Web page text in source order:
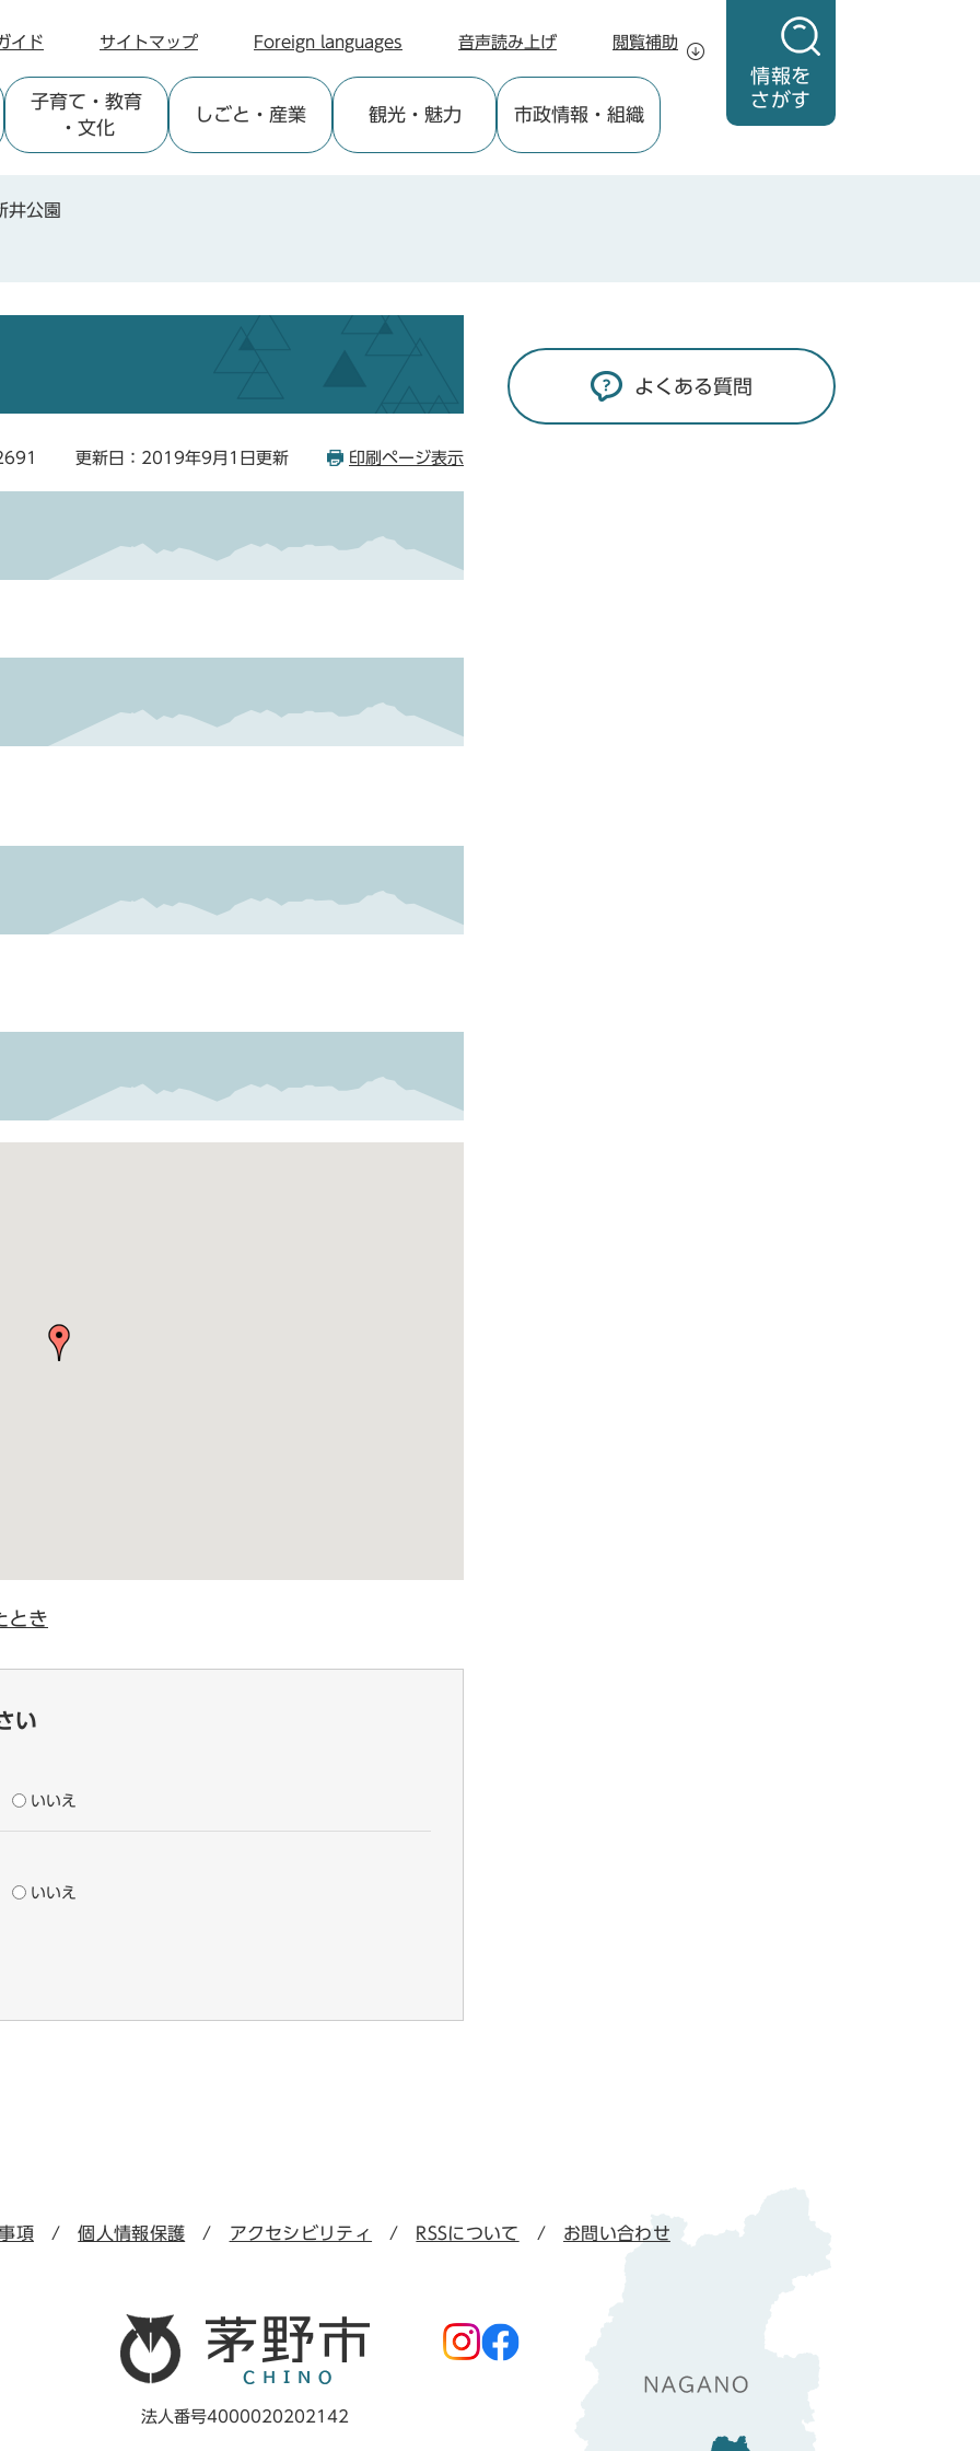
情報を
さがす
イド サイトマップ Foreign languages 音声読み上げ 閲覧補助
子育て ・教育
・文化
しごと ・産業 観光・魅力 市政情報 ・組織
井公園
更新日：2019年9月1日更新 印刷ページ表示
とき
い
いいえ
いいえ
よくある質問
項 個人情報保護 アクセシビリティ RSSについて お問い合わせ
法人番号4000020202142